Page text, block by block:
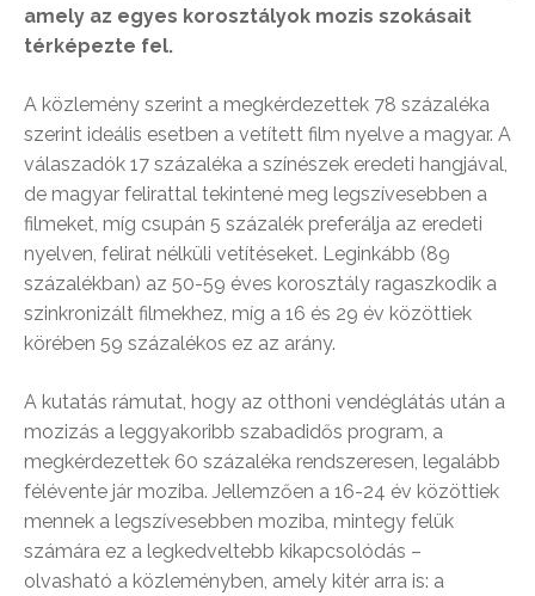
amely az egyes korosztályok mozis szokásait
térképezte fel.
A közlemény szerint a megkérdezettek 78 százaléka
szerint ideális esetben a vetített film nyelve a magyar. A
válaszadók 17 százaléka a színészek eredeti hangjával,
de magyar felirattal tekintené meg legszívesebben a
filmeket, míg csupán 5 százalék preferálja az eredeti
nyelven, felirat nélküli vetítéseket. Leginkább (89
százalékban) az 50-59 éves korosztály ragaszkodik a
szinkronizált filmekhez, míg a 16 és 29 év közöttiek
körében 59 százalékos ez az arány.
A kutatás rámutat, hogy az otthoni vendéglátás után a
mozizás a leggyakoribb szabadidős program, a
megkérdezettek 60 százaléka rendszeresen, legalább
félévente jár moziba. Jellemzően a 16-24 év közöttiek
mennek a legszívesebben moziba, mintegy felük
számára ez a legkedveltebb kikapcsolódás –
olvasható a közleményben, amely kitér arra is: a